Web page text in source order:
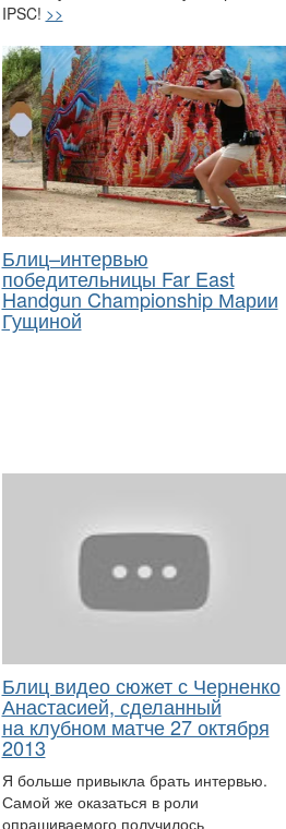
IPSC! >>
Блиц–интервью
победительницы Far East
Handgun Championship Марии
Гущиной
Блиц видео сюжет с Черненко
Анастасией, сделанный
на клубном матче 27 октября
2013
Я больше привыкла брать интервью.
Самой же оказаться в роли
опрашиваемого получилось